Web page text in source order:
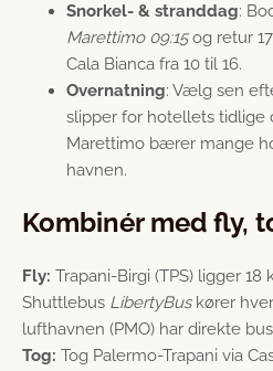
Snorkel- & stranddag:
Marettimo 09:15og retur
Cala Bianca fra 10 til 16.
Overnatning: Vælg sen
slipper for hotellets tidlige
Marettimo bærer mange
havnen.
Kombinér med fly,
Fly: Trapani-Birgi (TPS) ligger 18
Shuttlebus LibertyBuskører
lufthavnen (PMO) har direkte
Tog: Tog Palermo-Trapani via